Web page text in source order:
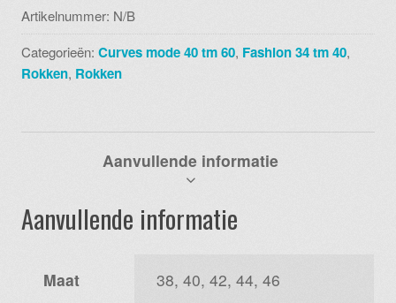
donkerblauw
kleur
596
Artikelnummer: N/B
Categorieën:Curves mode 40 tm 60, Fashion 34 tm 40,
Rokken, Rokken
Aanvullende informatie
Aanvullende informatie
Maat 38, 40, 42, 44, 46